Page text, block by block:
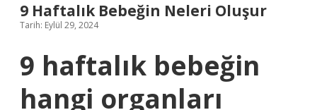
9 Haftalık Bebeğin Neleri Oluşur
Tarih: Eylül 29, 2024
9 haftalık bebeğin
hangi organları